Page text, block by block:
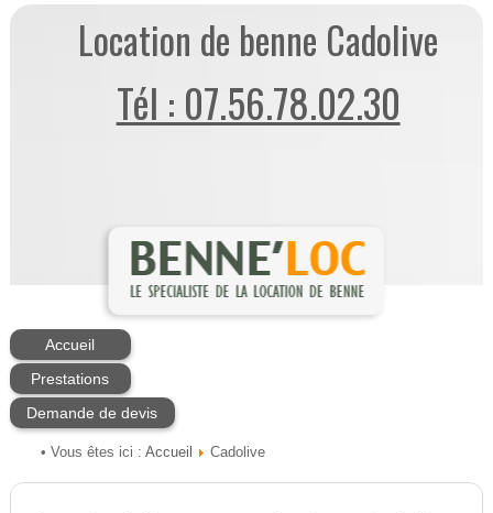
Location de benne Cadolive
Tél : 07.56.78.02.30
Accueil
Prestations
Demande de devis
• Vous êtes ici : Accueil Cadolive